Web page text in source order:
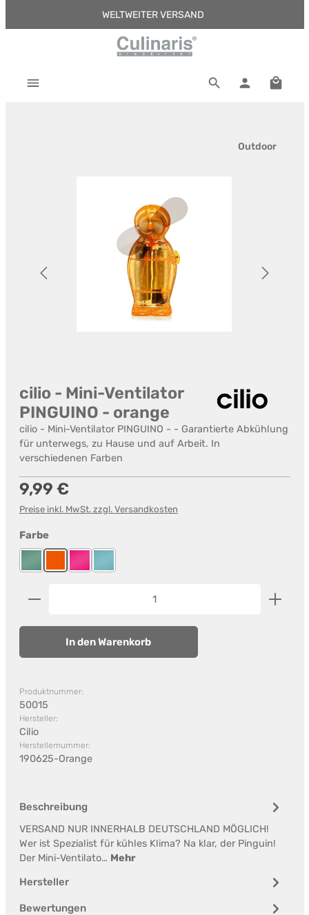
Zum Hauptinhalt springenWELTWEITER VERSAND
Outdoor
cilio - Mini-Ventilator
PINGUINO - orange
cilio - Mini-Ventilator PINGUINO - - Garantierte Abkühlung
für unterwegs, zu Hause und auf Arbeit. In
verschiedenen Farben
Regulärer Preis:
9,99 €
Preise inkl. MwSt. zzgl. Versandkosten
Farbeauswählen
Grün OrangePink Türkis
Produkt Anzahl: Gib den gewünschten Wert ein
In den Warenkorb
Produktnummer:
50015
Hersteller:
Cilio
Herstellernummer:
190625-Orange
Beschreibung
VERSAND NUR INNERHALB DEUTSCHLAND MÖGLICH!
Wer ist Spezialist für kühles Klima? Na klar, der Pinguin!
Der Mini-Ventilato… Mehr
Hersteller
Bewertungen